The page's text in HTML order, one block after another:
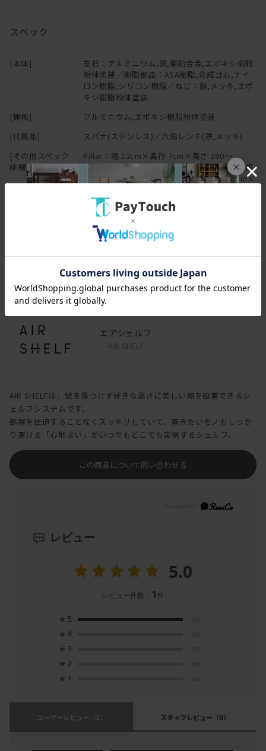
×
この商品について問い合わせる
Pillar（支柱）は、突っ張り機構を採用し、
壁に穴をあけることなく設置が可能です。
取り外しも簡単で気分に合わせて場所を変えたり、
引越し先に持っていくことができます。
美しい棚
棚板の素材は押出成形のアルミを使用し、
重いものを置いてもたわまない頑丈さと、
極限まで視覚ノイズを排除するプレーンな佇まいを両立しました。
Shelfは、ネジ一本で自由に取り外しできます。
シェルフに置く小物の高さや、
そばにある家具の高さに合わせて調整できるので、
足下を圧迫しないので空間がスッキリ
お部屋を広く保つことができます。
●本製品は、ねじ、釘を使わずに支柱を天井と床に強力に圧着して
さい。やむをえず弱い所に取り付ける場合は、破損を防ぐため、市
販の木板などで補強することをおすすめします。
●和室の天井は破損したり、変形する恐れがあるので取り付けない
●傾斜した天井、床面には取り付けないでください。転倒の原因に
●火気や熱源のそばには、取り付けないでください。
●高温となる所、屋外、浴室や湿度の高い所、水が掛かる所には使
用しないでください。
●組み立て、設置はお二人でしていただくとより容易に行えます。
がつかないようにあて布をして行ってください。
●分解や改造は危険ですのでしないでください。
●表示の取り付け範囲内で取り付けてください。
●小さな部品がございます。作業中は特にお子様にご配慮くださ
い。
使用上の注意事項
●支柱を強く引っぱったり、ゆすると転倒や破損の原因になり、危
いでください。お子様には特にご注意ください。
●万一に備え、危険物・貴重品・壊れやすい物を周囲に置かないで
ください。
●荷重は急激にはかけないでください。
●取り付け２～３日後、また定期的にキャップのすき間とねじのゆ
るみがないか確認してください。すき間がある時は圧着力が弱くな
っているしるしです。各部ねじを締め直し、スパナでジャッキアッ
プするか、適切な場所に設置し直してください。
●使用により表面塗装に傷がつく場合があることをご了承くださ
い。
●樹脂部品は特性上、油の付着や紫外線により劣化が生じます。
ください。もし、異常が見つかった場合は、直ちに使用を中止して
●汚れは、水で薄めた中性洗剤で拭き取り、洗剤分が残らないよう
拭き取った後、乾いた布で拭きとってください。たわし、磨き粉で
●構造上、外力を加えると多少の揺れやしなりが生じます。
ら逸脱した使用による故障、破損、事故に対する補償は致しませ
スペック
[本体]
支柱：アルミニウム,鉄,亜鉛合金,エポキシ樹脂
粉体塗装／樹脂部品：ASA樹脂,合成ゴム,ナイ
ロン樹脂,シリコン樹脂／ねじ：鉄,メッキ,エポ
キシ樹脂粉体塗装
[棚板]
アルミニウム,エポキシ樹脂粉体塗装
[付属品]
スパナ(ステンレス)／六角レンチ(鉄,メッキ)
[その他スペック
詳細]
Pillar：幅 12cm×奥行 7cm×高さ 190～
260cm／Shelf M：幅 50cm×奥行 24.6cm×高
さ 4.6cm（棚厚1.35cm) ／Shelf S：幅 50cm×
Pillar：30kg／Shelf M：10kg／Shelf S：10kg
エアシェルフ
AIR SHELF
AIR SHELFは、壁を傷つけず好きな高さに美しい棚を設置できるシ
ェルフシステムです。
部屋を圧迫することなくスッキリしていて、置きたいモノもしっか
り置ける「心地よい」がいつでもどこでも実現するシェルフ。
レビュー
5.0
レビュー件数： 1件
★ 5 (1)
★ 4 (0)
★ 3 (0)
★ 2 (0)
★ 1 (0)
ユーザーレビュー （1） スタッフレビュー （0）